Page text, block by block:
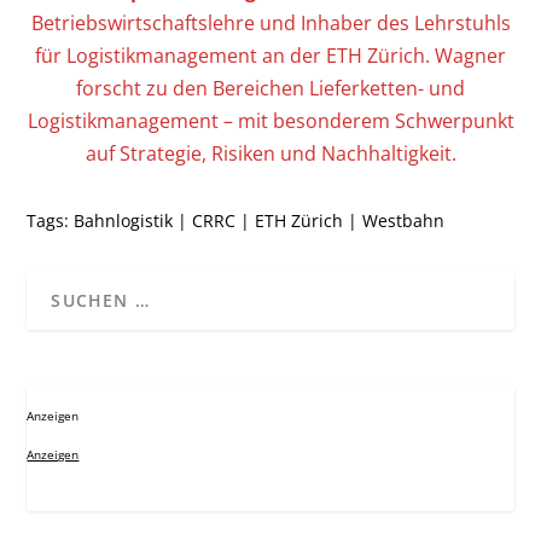
Betriebswirtschaftslehre und Inhaber des Lehrstuhls
für Logistikmanagement an der ETH Zürich. Wagner
forscht zu den Bereichen Lieferketten- und
Logistikmanagement – mit besonderem Schwerpunkt
auf Strategie, Risiken und Nachhaltigkeit.
Tags: Bahnlogistik |CRRC | ETH Zürich |Westbahn
Anzeigen
Anzeigen